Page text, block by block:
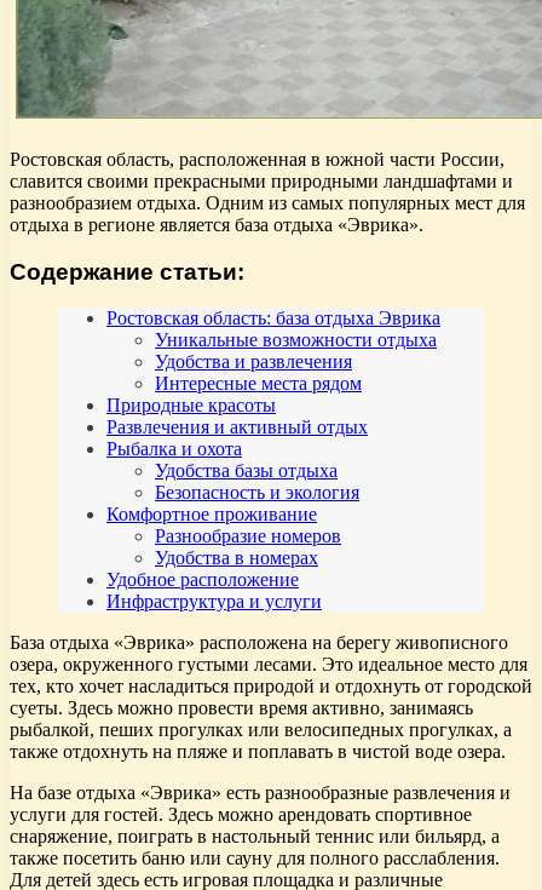
Ростовская область, расположенная в южной части России,
славится своими прекрасными природными ландшафтами и
разнообразием отдыха. Одним из самых популярных мест для
отдыха в регионе является база отдыха «Эврика».
Содержание статьи:
Ростовская область: база отдыха Эврика
Уникальные возможности отдыха
Удобства и развлечения
Интересные места рядом
Природные красоты
Развлечения и активный отдых
Рыбалка и охота
Удобства базы отдыха
Безопасность и экология
Комфортное проживание
Разнообразие номеров
Удобства в номерах
Удобное расположение
Инфраструктура и услуги
База отдыха «Эврика» расположена на берегу живописного
озера, окруженного густыми лесами. Это идеальное место для
тех, кто хочет насладиться природой и отдохнуть от городской
суеты. Здесь можно провести время активно, занимаясь
рыбалкой, пеших прогулках или велосипедных прогулках, а
также отдохнуть на пляже и поплавать в чистой воде озера.
На базе отдыха «Эврика» есть разнообразные развлечения и
услуги для гостей. Здесь можно арендовать спортивное
снаряжение, поиграть в настольный теннис или бильярд, а
также посетить баню или сауну для полного расслабления.
Для детей здесь есть игровая площадка и различные